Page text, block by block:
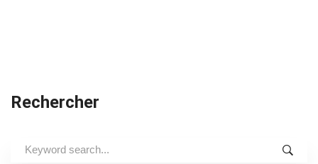
Rechercher
Search